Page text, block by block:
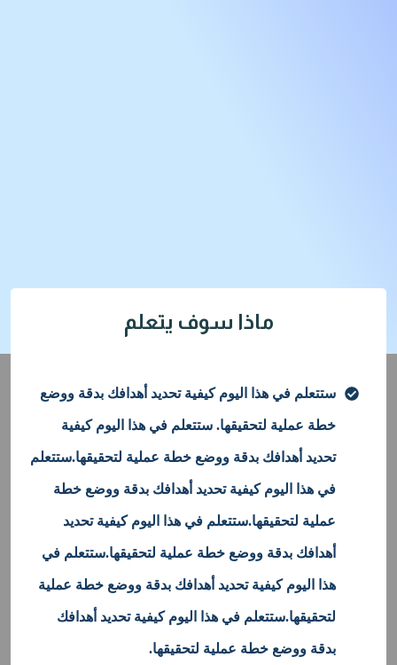
ماذا سوف يتعلم
ستتعلم في هذا اليوم كيفية تحديد أهدافك بدقة ووضع
خطة عملية لتحقيقها. ستتعلم في هذا اليوم كيفية
تحديد أهدافك بدقة ووضع خطة عملية لتحقيقها.ستتعلم
في هذا اليوم كيفية تحديد أهدافك بدقة ووضع خطة
عملية لتحقيقها.ستتعلم في هذا اليوم كيفية تحديد
أهدافك بدقة ووضع خطة عملية لتحقيقها.ستتعلم في
هذا اليوم كيفية تحديد أهدافك بدقة ووضع خطة عملية
لتحقيقها.ستتعلم في هذا اليوم كيفية تحديد أهدافك
بدقة ووضع خطة عملية لتحقيقها.